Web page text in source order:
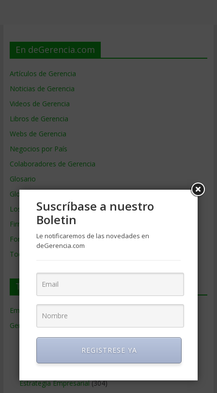
En deGerencia.com
Artículos de Gerencia
Noticias de Gerencia
Videos de Gerencia
Libros de Gerencia
Webs de Gerencia
Negocios por País
Colaboradores de Gerencia
Glosario
Glosario Inglés – Español
Los mejores MBA
Firmas de Gerencia
Formación de Gerencia
Todos los Temas
Temas de Gerencia
Empresas de Gerencia
Gerencia(9.477)
Ciencias Económicas(80)
Estrategia Empresarial(304)
Suscríbase a nuestro
Boletin
Le notificaremos de las novedades en
deGerencia.com
REGISTRESE YA